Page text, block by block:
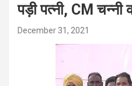
पड़ी पत्नी, CM चन्नी
December 31, 2021